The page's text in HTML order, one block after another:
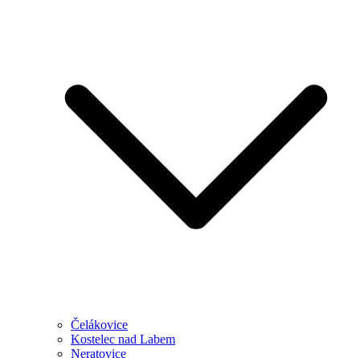
Čelákovice
Kostelec nad Labem
Neratovice